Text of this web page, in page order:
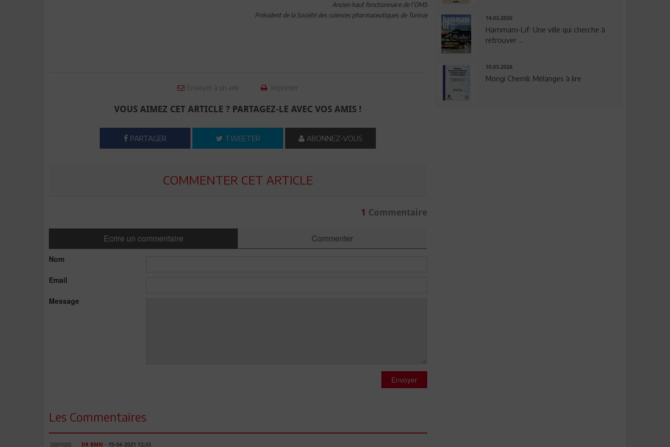
Ancien haut fonctionnaire de l’OMS
Président de la Société des sciences pharmaceutiques de Tunisie
Envoyer à un ami Imprimer
VOUS AIMEZ CET ARTICLE ? PARTAGEZ-LE AVEC VOS AMIS !
PARTAGER TWEETER ABONNEZ-VOUS
COMMENTER CET ARTICLE
1 Commentaire
Ecrire un commentaire Commenter
Nom
Email
Message
Envoyer
Les Commentaires
DR BMN - 19-04-2021 12:33
14.03.2026
Hammam-Lif: Une ville qui cherche à
retrouver ...
10.03.2026
Mongi Chemli: Mélanges à lire